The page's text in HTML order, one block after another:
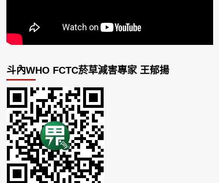
斗內WHO FCTC菸草減害專家 王郁揚